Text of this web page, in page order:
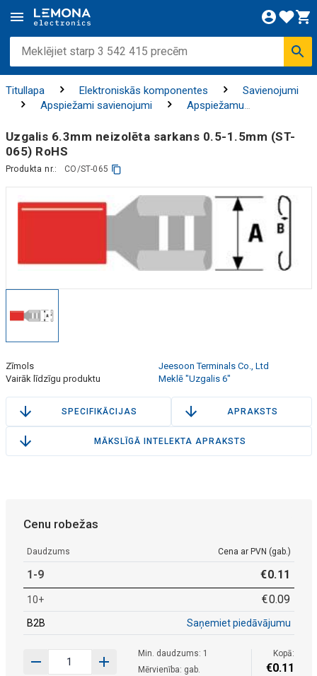
Titullapa Elektroniskās komponentes
Savienojumi
Apspiežami savienojumi
Apspiežamu
Uzgalis 6.3mm neizolēta sarkans 0.5-1.5mm (ST-
065) RoHS
Produkta nr.: CO/ST-065
Zīmols
Jeesoon Terminals Co., Ltd
Vairāk līdzīgu produktu
Meklē "Uzgalis 6"
SPECIFIKĀCIJAS APRAKSTS
MĀKSLĪGĀ INTELEKTA APRAKSTS
Cenu robežas
Daudzums Cena ar PVN (gab.)
1-9 €0.11
10+ €0.09
B2B Saņemiet piedāvājumu
Min. daudzums: 1
Mērvienība: gab.
Kopā:
€0.11